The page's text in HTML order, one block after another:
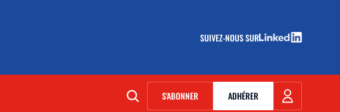
SUIVEZ-NOUS SUR
(NOUVELLE FENÊTRE)
S'ABONNER(NOUVELLE FENÊTRE)
ADHÉRER